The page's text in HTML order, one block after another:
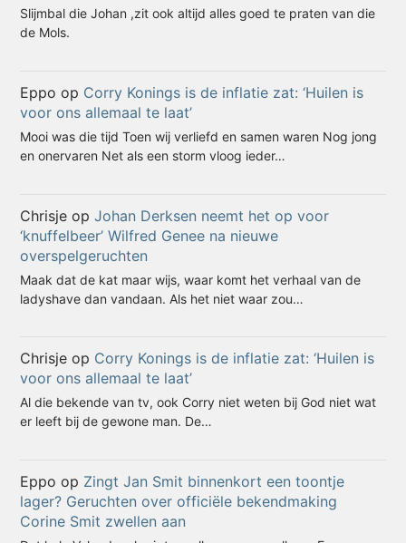
Slijmbal die Johan ,zit ook altijd alles goed te praten van die
de Mols.
Eppo op Corry Konings is de inflatie zat: ‘Huilen is
voor ons allemaal te laat’
Mooi was die tijd Toen wij verliefd en samen waren Nog jong
en onervaren Net als een storm vloog ieder…
Chrisje opJohan Derksen neemt het op voor
‘knuffelbeer’ Wilfred Genee na nieuwe
overspelgeruchten
Maak dat de kat maar wijs, waar komt het verhaal van de
ladyshave dan vandaan. Als het niet waar zou…
Chrisje op Corry Konings is de inflatie zat: ‘Huilen is
voor ons allemaal te laat’
Al die bekende van tv, ook Corry niet weten bij God niet wat
er leeft bij de gewone man. De…
Eppo op Zingt Jan Smit binnenkort een toontje
lager? Geruchten over officiële bekendmaking
Corine Smit zwellen aan